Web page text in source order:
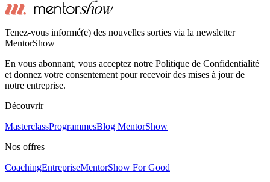
Tenez-vous informé(e) des nouvelles sorties via la newsletter
MentorShow
En vous abonnant, vous acceptez notre Politique de Confidentialité
et donnez votre consentement pour recevoir des mises à jour de
notre entreprise.
Découvrir
MasterclassProgrammesBlog MentorShow
Nos offres
CoachingEntrepriseMentorShow For Good